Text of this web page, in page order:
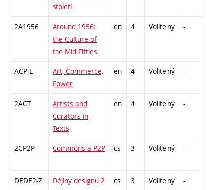
století
2A1956
Around 1956:
the Culture of
the Mid Fifties
en 4 Volitelný -
ACP-L
Art, Commerce,
Power
en 4 Volitelný -
2ACT
Artists and
Curators in
Texts
en 4 Volitelný -
2CP2P Commons a P2P cs 3 Volitelný -
DEDE2-Z
Dějiny designu 2
cs 3 Volitelný -